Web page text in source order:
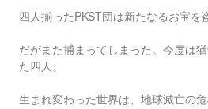
四人揃ったPKST団は新たなるお宝を
だがまた捕まってしまった。今度は
た四人。
生まれ変わった世界は、地球滅亡の